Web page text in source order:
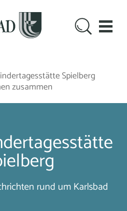
Spielberg
zusammen
rund um Karlsbad